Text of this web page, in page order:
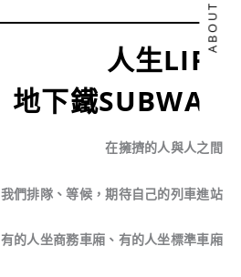
ABOUT
人生LIFE
地下鐵SUBWAY
在擁擠的人與人之間
我們排隊、等候，期待自己的列車進站
有的人坐商務車廂、有的人坐標準車廂